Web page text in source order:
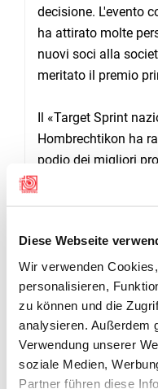
Diese Webseite
Wir verwenden
personalisieren,
zu können und die
analysieren. Außerdem
Verwendung unserer
soziale Medien,
Partner führen diese
decisione. L'evento
ha attirato molte
nuovi soci alla
meritato il premio
Il «Target Sprint
Hombrechtikon ha
podio dei migliori
è stato giudicato
sportiva, i tiratori
prodotto la loro
organizzato un
hanno potuto
con 600 franchi.
Anche gli
ricevuto un premio